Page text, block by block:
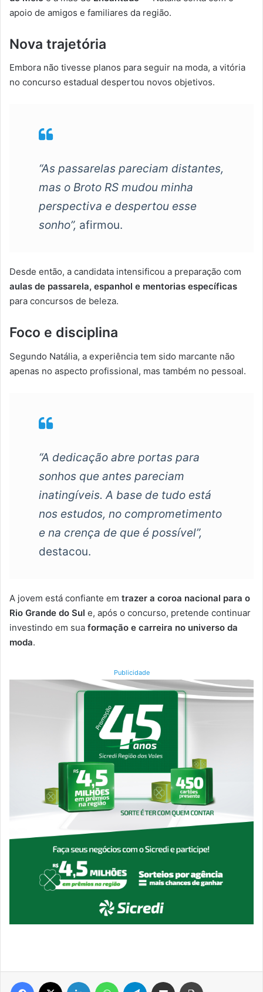
apoio de amigos e familiares da região.
Nova trajetória
Embora não tivesse planos para seguir na moda, a vitória
no concurso estadual despertou novos objetivos.
“As passarelas pareciam distantes,
mas o Broto RS mudou minha
perspectiva e despertou esse
sonho”, afirmou.
Desde então, a candidata intensificou a preparação com
aulas de passarela, espanhol e mentorias específicas
para concursos de beleza.
Foco e disciplina
Segundo Natália, a experiência tem sido marcante não
apenas no aspecto profissional, mas também no pessoal.
“A dedicação abre portas para
sonhos que antes pareciam
inatingíveis. A base de tudo está
nos estudos, no comprometimento
e na crença de que é possível”,
destacou.
A jovem está confiante em trazer a coroa nacional para o
Rio Grande do Sul e, após o concurso, pretende continuar
investindo em sua formação e carreira no universo da
moda.
Publicidade
Facebook Linkedin WhatsAppTelegram Compartilhar via e-mail